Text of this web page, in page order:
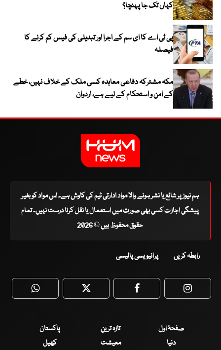
کہاں تک جا پہنچا؟
پی ٹی اے کا ای سم کے اجرا اور تبدیلی کی فیس کم کرنے کا
فیصلہ
مکہ مشترکہ دفاعی معاہدہ کسی ملک کے خلاف نہیں، خطے
کے امن و استحکام کے لیے ہے، اردوان
ہم نیوز پر شائع یا نشر ہونے والا مواد ادارتی ٹیم کی کاوش ہے۔ اس مواد کو بغیر
پیشگی اجازت کسی بھی صورت میں استعمال یا نقل کرنا درست نہیں۔ تمام
حقوق محفوظ ہیں © 2026
رابطہ کریں پرائیویسی پالیسی
WhatsApp Twitter Facebook
صفحۂ اول تازہ ترین
پاکستان
دنیا
معیشت کھیل